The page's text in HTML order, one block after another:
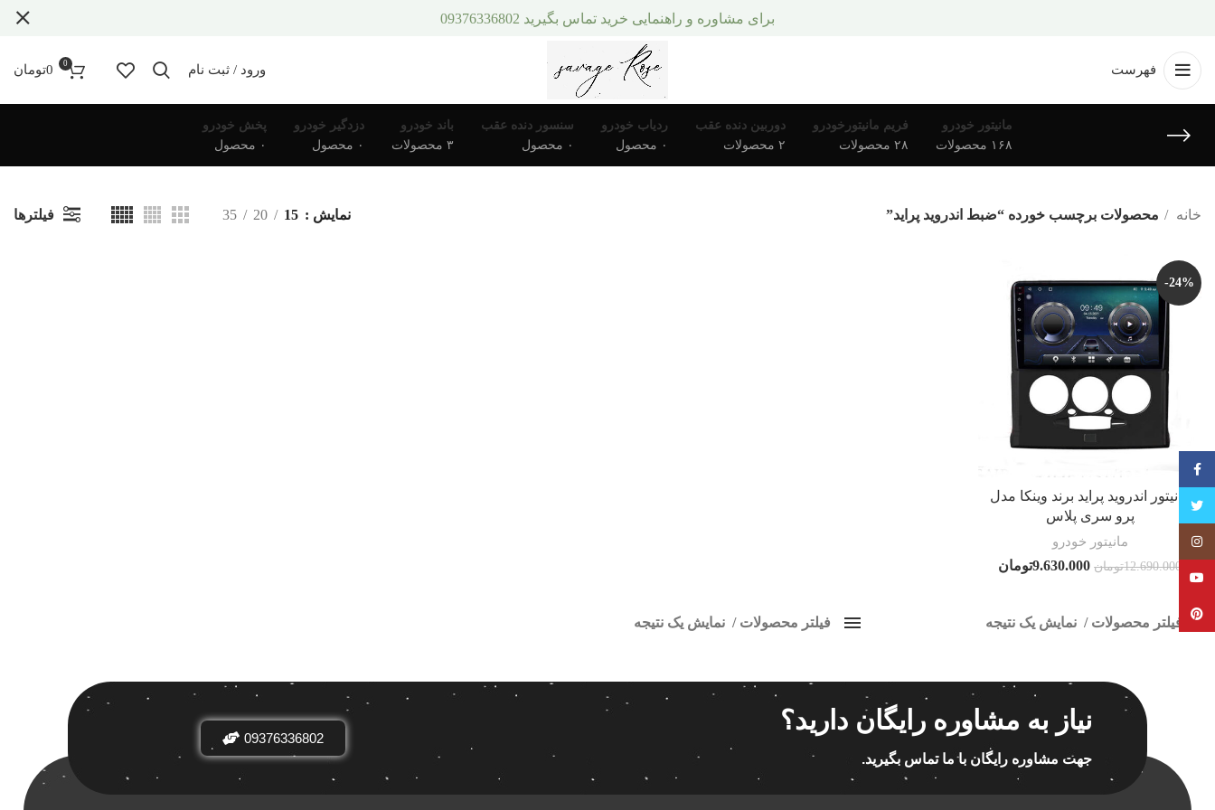
فهرست ورود / ثبت نام 0
0تومان
مانیتور خودرو
۱۶۸ محصولات
فریم مانیتورخودرو
۲۸ محصولات
دوربین دنده عقب
۲ محصولات
ردیاب خودرو
۰ محصول
سنسور دنده عقب
۰ محصول
باند خودرو
۳ محصولات
دزدگیر خودرو
۰ محصول
پخش خودرو
۰ محصول
خانه محصولات برچسب خورده “ضبط اندروید پراید” نمایش 15
20
35 فیلترها
-24%
مانیتور اندروید پراید برند وینکا مدل
پرو سری پلاس
مانیتور خودرو
12.690.000تومان 9.630.000تومان
فیلتر محصولات
نمایش یک نتیجه
فقط نمایش محصولات فروش فقط موجود در انبار
فیلتر محصولات نمایش یک نتیجه
قیمت گذاری مرتب سازی بر اساس
محبوبیت
نیاز به مشاوره رایگان دارید؟
جهت مشاوره رایگان با ما تماس بگیرید.
09376336802
برای مشاوره و راهنمایی خرید تماس بگیرید 09376336802
تویتر
Instagram
Pinterest